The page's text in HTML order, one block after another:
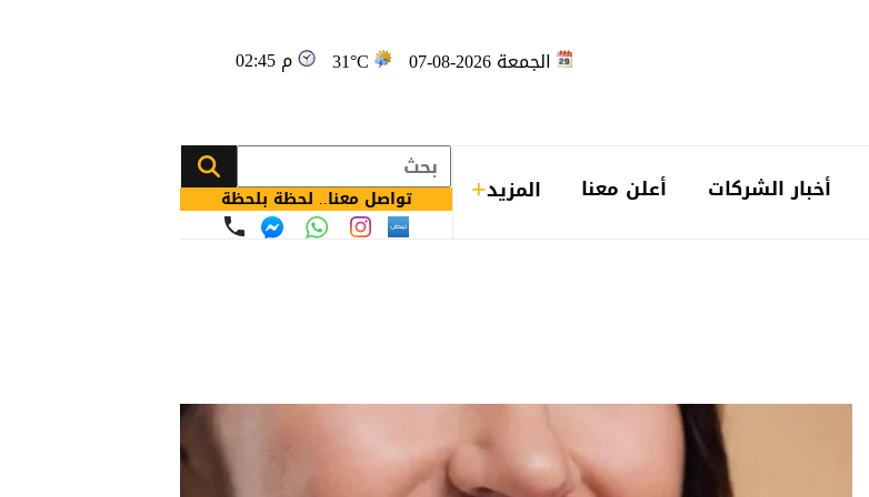
الجمعة 2026-08-07 31°C 02:45 م
أخبار الشركات أعلن معنا المزيد تواصل معنا.. لحظة بلحظة